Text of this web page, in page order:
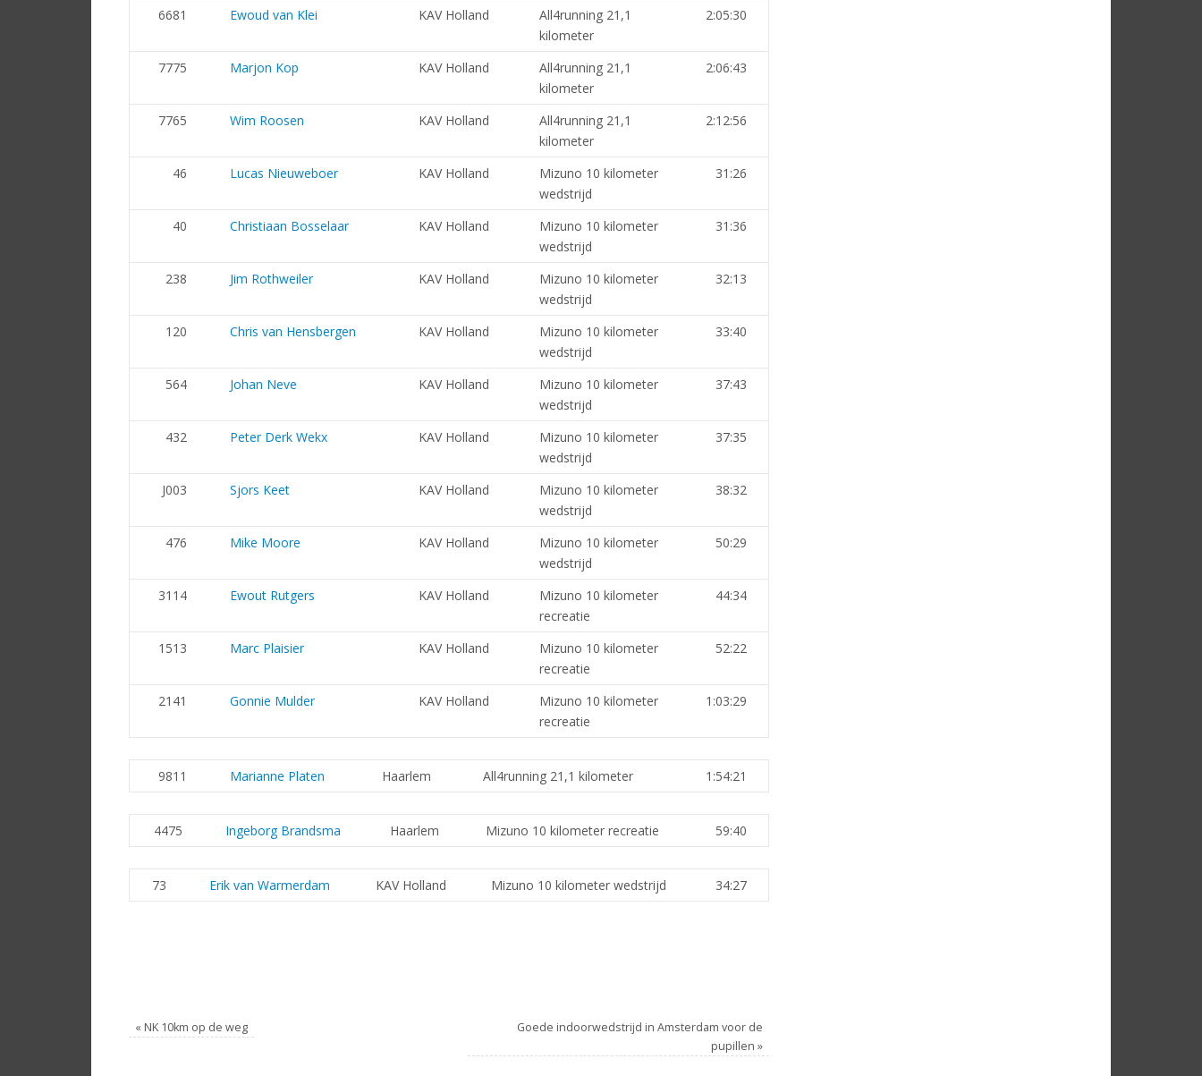
6681 Ewoud van Klei KAV Holland
All4running 21,1
kilometer
2:05:30
7775 Marjon Kop KAV Holland
All4running 21,1
kilometer
2:06:43
7765 Wim Roosen KAV Holland
All4running 21,1
kilometer
2:12:56
46 Lucas Nieuweboer KAV Holland
Mizuno 10 kilometer
wedstrijd
31:26
40 Christiaan Bosselaar KAV Holland
Mizuno 10 kilometer
wedstrijd
31:36
238 Jim Rothweiler KAV Holland
Mizuno 10 kilometer
wedstrijd
32:13
120 Chris van Hensbergen KAV Holland
Mizuno 10 kilometer
wedstrijd
33:40
564 Johan Neve KAV Holland
Mizuno 10 kilometer
wedstrijd
37:43
432 Peter Derk Wekx KAV Holland
Mizuno 10 kilometer
wedstrijd
37:35
J003 Sjors Keet KAV Holland
Mizuno 10 kilometer
wedstrijd
38:32
476 Mike Moore KAV Holland
Mizuno 10 kilometer
wedstrijd
50:29
3114 Ewout Rutgers KAV Holland
Mizuno 10 kilometer
recreatie
44:34
1513 Marc Plaisier KAV Holland
Mizuno 10 kilometer
recreatie
52:22
2141 Gonnie Mulder KAV Holland
Mizuno 10 kilometer
recreatie
1:03:29
9811 Marianne Platen Haarlem All4running 21,1 kilometer 1:54:21
4475 Ingeborg Brandsma Haarlem Mizuno 10 kilometer recreatie 59:40
73 Erik van Warmerdam KAV Holland Mizuno 10 kilometer wedstrijd 34:27
« NK 10km op de weg
Goede indoorwedstrijd in Amsterdam voor de
pupillen »